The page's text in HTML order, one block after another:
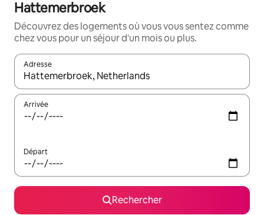
Hattemerbroek
Découvrez des logements où vous vous sentez comme
chez vous pour un séjour d'un mois ou plus.
Adresse
Lorsque les résultats s'affichent, utilisez les flèches vers le
Arrivée
Départ
Rechercher